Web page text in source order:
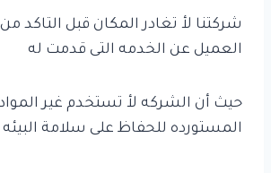
شركتنا لأ تغادر المكان قبل التاكد
العميل عن الخدمه التى قدمت له
حيث أن الشركه لأ تستخدم غير
المستورده للحفاظ على سلامة البيئه